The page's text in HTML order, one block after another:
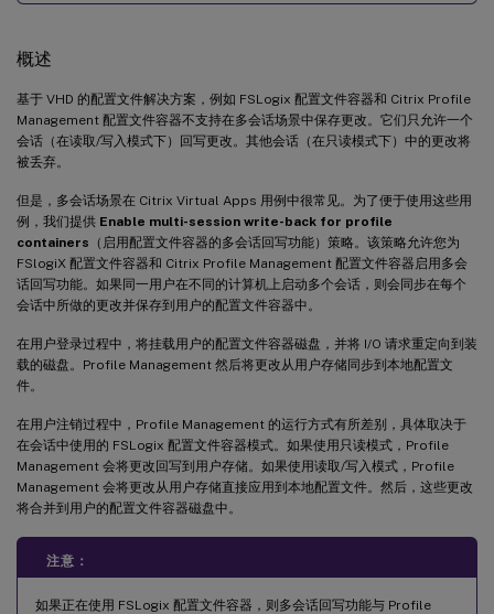
概述
基于 VHD 的配置文件解决方案，例如 FSLogix 配置文件容器和 Citrix Profile
Management 配置文件容器不支持在多会话场景中保存更改。它们只允许一个
会话（在读取/写入模式下）回写更改。其他会话（在只读模式下）中的更改将
被丢弃。
但是，多会话场景在 Citrix Virtual Apps 用例中很常见。为了便于使用这些用
例，我们提供 Enable multi-session write-back for profile
containers （启用配置文件容器的多会话回写功能）策略。该策略允许您为
FSlogiX 配置文件容器和 Citrix Profile Management 配置文件容器启用多会
话回写功能。如果同一用户在不同的计算机上启动多个会话，则会同步在每个
会话中所做的更改并保存到用户的配置文件容器中。
在用户登录过程中，将挂载用户的配置文件容器磁盘，并将 I/O 请求重定向到装
载的磁盘。Profile Management 然后将更改从用户存储同步到本地配置文
件。
在用户注销过程中，Profile Management 的运行方式有所差别，具体取决于
在会话中使用的 FSLogix 配置文件容器模式。如果使用只读模式，Profile
Management 会将更改回写到用户存储。如果使用读取/写入模式，Profile
Management 会将更改从用户存储直接应用到本地配置文件。然后，这些更改
将合并到用户的配置文件容器磁盘中。
注意：
如果正在使用 FSLogix 配置文件容器，则多会话回写功能与 Profile